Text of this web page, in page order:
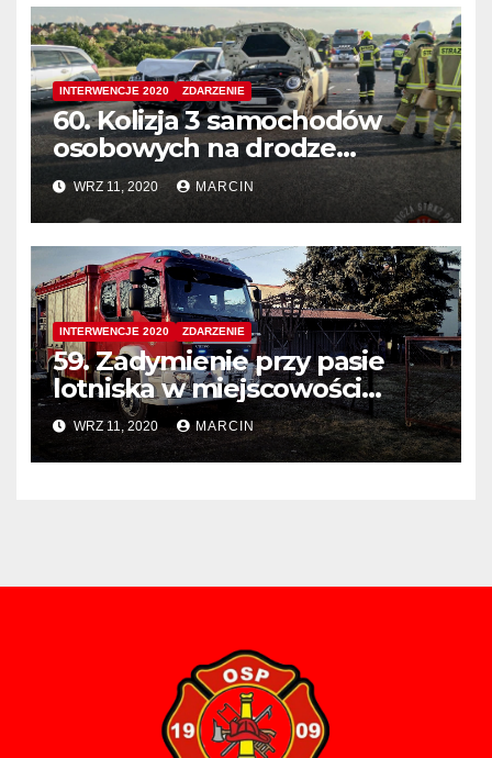
INTERWENCJE 2020 ZDARZENIE
60. Kolizja 3 samochodów
osobowych na drodze
ekspresowej S52.
WRZ 11, 2020 MARCIN
INTERWENCJE 2020 ZDARZENIE
59. Zadymienie przy pasie
lotniska w miejscowości
Balice
WRZ 11, 2020 MARCIN